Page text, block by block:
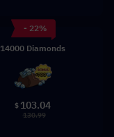
- 22%
14000 Diamonds
$ 103.04
130.99